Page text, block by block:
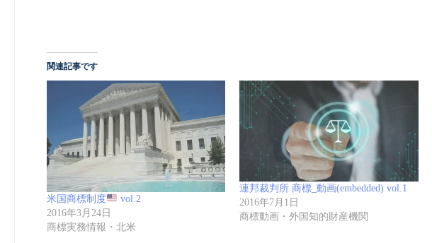
関連記事です
米国商標制度
vol.2
2016年3月24日
商標実務情報・北米
連邦裁判所 商標_動画(embedded) vol.1
2016年7月1日
商標動画・外国知的財産機関